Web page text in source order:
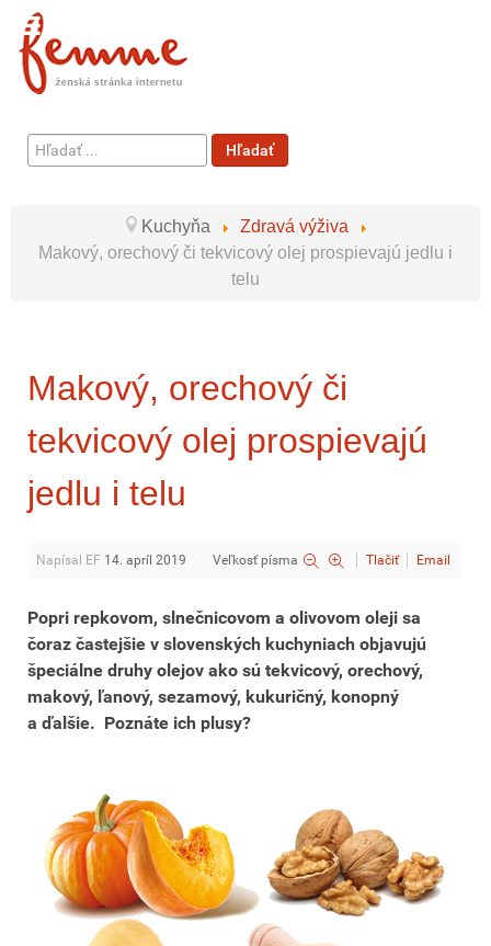
Hľadať
...
Hľadať
Kuchyňa
Zdravá výživa
Makový, orechový či tekvicový olej prospievajú jedlu i
telu
Makový, orechový či
tekvicový olej prospievajú
jedlu i telu
Napísal EF 14. apríl 2019 Veľkosť písma Tlačiť Email
Popri repkovom, slnečnicovom a olivovom oleji sa
čoraz častejšie v slovenských kuchyniach objavujú
špeciálne druhy olejov ako sú tekvicový, orechový,
makový, ľanový, sezamový, kukuričný, konopný
a ďalšie. Poznáte ich plusy?